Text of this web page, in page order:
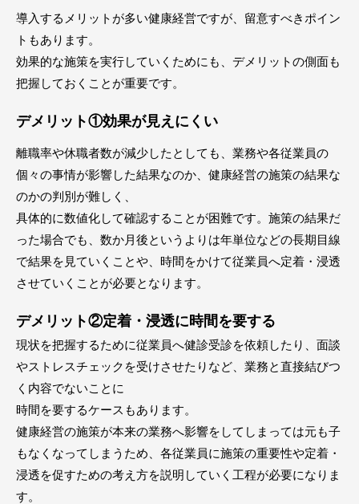
導入するメリットが多い健康経営ですが、留意すべきポイン
トもあります。
効果的な施策を実行していくためにも、デメリットの側面も
把握しておくことが重要です。
デメリット①効果が見えにくい
離職率や休職者数が減少したとしても、業務や各従業員の
個々の事情が影響した結果なのか、健康経営の施策の結果な
のかの判別が難しく、
具体的に数値化して確認することが困難です。施策の結果だ
った場合でも、数か月後というよりは年単位などの長期目線
で結果を見ていくことや、時間をかけて従業員へ定着・浸透
させていくことが必要となります。
デメリット②定着・浸透に時間を要する
現状を把握するために従業員へ健診受診を依頼したり、面談
やストレスチェックを受けさせたりなど、業務と直接結びつ
く内容でないことに
時間を要するケースもあります。
健康経営の施策が本来の業務へ影響をしてしまっては元も子
もなくなってしまうため、各従業員に施策の重要性や定着・
浸透を促すための考え方を説明していく工程が必要になりま
す。